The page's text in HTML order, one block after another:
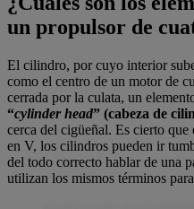
un propulsor de
El cilindro, por cuyo interior
como el centro de un motor de
cerrada por la culata, un
“cylinder head” (cabeza de
cerca del cigüeñal. Es cierto
en V, los cilindros pueden ir
del todo correcto hablar de una
utilizan los mismos términos